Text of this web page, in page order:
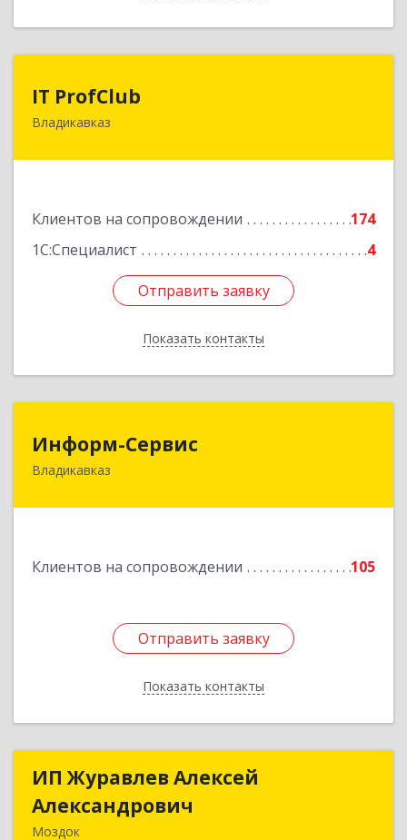
IT ProfClub
Владикавказ
Клиентов на сопровождении
174
1С:Специалист
4
Отправить заявку
Показать контакты
362045, Северная Осетия - Алания Респ,
Подробнее
Отправить заявку
Назад
Информ-Сервис
Владикавказ
Клиентов на сопровождении 105
Отправить заявку
Показать контакты
362020, Северная Осетия - Алания Респ,
Отправить заявку
Назад
ИП Журавлев Алексей
Александрович
Моздок
ИП Журавлев Алексей